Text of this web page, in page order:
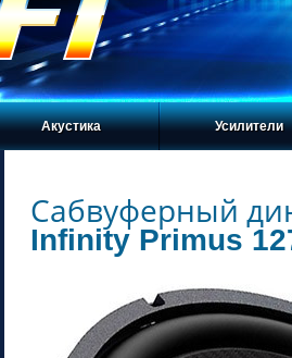
Акустика Усилители
Сабвуферный
Infinity Primus